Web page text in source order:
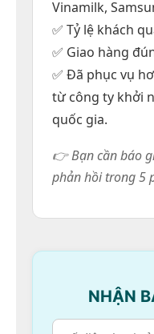
Một số kiểu
Vinamilk,
✅ Tỷ lệ khách
✅ Giao hàng
✅ Đã phục vụ
từ công ty khởi
quốc gia.
👉 Bạn cần báo
phản hồi trong 5
NHẬN